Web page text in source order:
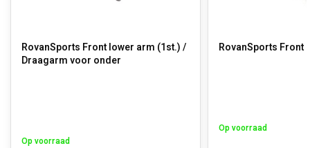
RovanSports Front lower arm (1st.) /
Draagarm voor onder
Op voorraad
RovanSports Front
Op voorraad